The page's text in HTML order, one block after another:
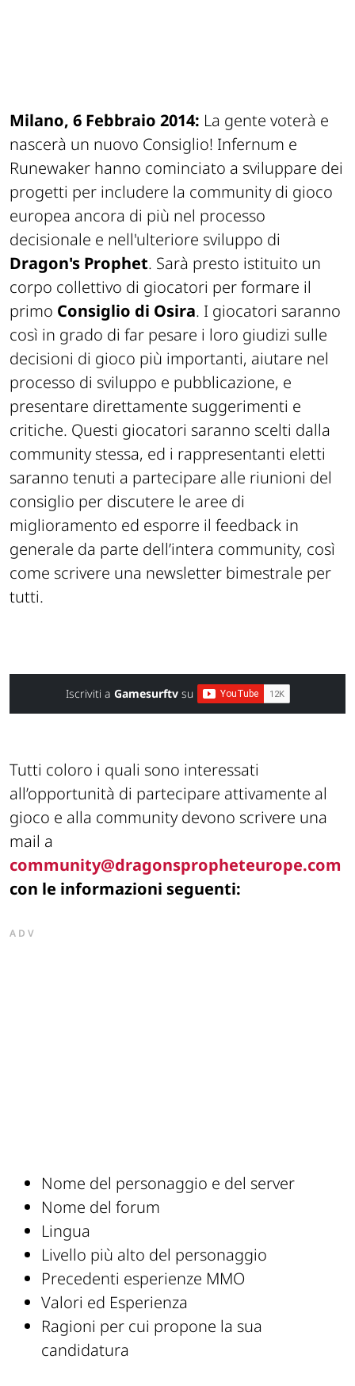
Milano, 6 Febbraio 2014: La gente voterà e
nascerà un nuovo Consiglio! Infernum e
Runewaker hanno cominciato a sviluppare dei
progetti per includere la community di gioco
europea ancora di più nel processo
decisionale e nell'ulteriore sviluppo di
Dragon's Prophet. Sarà presto istituito un
corpo collettivo di giocatori per formare il
primo Consiglio di Osira. I giocatori saranno
così in grado di far pesare i loro giudizi sulle
decisioni di gioco più importanti, aiutare nel
processo di sviluppo e pubblicazione, e
presentare direttamente suggerimenti e
critiche. Questi giocatori saranno scelti dalla
community stessa, ed i rappresentanti eletti
saranno tenuti a partecipare alle riunioni del
consiglio per discutere le aree di
miglioramento ed esporre il feedback in
generale da parte dell’intera community, così
come scrivere una newsletter bimestrale per
tutti.
Iscriviti a Gamesurftvsu
Tutti coloro i quali sono interessati
all’opportunità di partecipare attivamente al
gioco e alla community devono scrivere una
mail a
community@dragonspropheteurope.com
con le informazioni seguenti:
ADV
Nome del personaggio e del server
Nome del forum
Lingua
Livello più alto del personaggio
Precedenti esperienze MMO
Valori ed Esperienza
Ragioni per cui propone la sua
candidatura